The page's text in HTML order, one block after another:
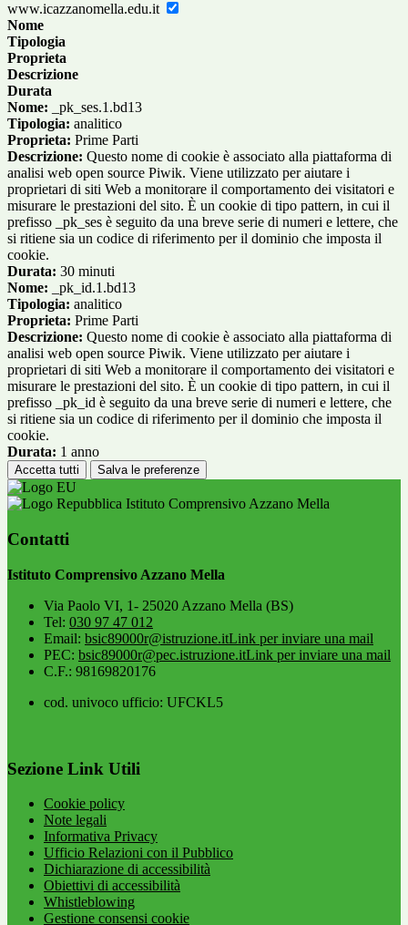
www.icazzanomella.edu.it
Nome
Tipologia
Proprieta
Descrizione
Durata
Nome: _pk_ses.1.bd13
Tipologia: analitico
Proprieta: Prime Parti
Descrizione: Questo nome di cookie è associato alla piattaforma di
analisi web open source Piwik. Viene utilizzato per aiutare i
proprietari di siti Web a monitorare il comportamento dei visitatori e
misurare le prestazioni del sito. È un cookie di tipo pattern, in cui il
prefisso _pk_ses è seguito da una breve serie di numeri e lettere, che
si ritiene sia un codice di riferimento per il dominio che imposta il
cookie.
Durata: 30 minuti
Nome: _pk_id.1.bd13
Tipologia: analitico
Proprieta: Prime Parti
Descrizione: Questo nome di cookie è associato alla piattaforma di
analisi web open source Piwik. Viene utilizzato per aiutare i
proprietari di siti Web a monitorare il comportamento dei visitatori e
misurare le prestazioni del sito. È un cookie di tipo pattern, in cui il
prefisso _pk_id è seguito da una breve serie di numeri e lettere, che
si ritiene sia un codice di riferimento per il dominio che imposta il
cookie.
Durata: 1 anno
Accetta tutti Salva le preferenze
Istituto Comprensivo Azzano Mella
Contatti
Istituto Comprensivo Azzano Mella
Via Paolo VI, 1- 25020 Azzano Mella (BS)
Tel: 030 97 47 012
Email: bsic89000r@istruzione.itLink per inviare una mail
PEC: bsic89000r@pec.istruzione.itLink per inviare una mail
C.F.: 98169820176
cod. univoco ufficio: UFCKL5
Sezione Link Utili
Cookie policy
Note legali
Informativa Privacy
Ufficio Relazioni con il Pubblico
Dichiarazione di accessibilità
Obiettivi di accessibilità
Whistleblowing
Gestione consensi cookie